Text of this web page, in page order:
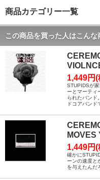
商品カテゴリー一覧
この商品を買った人はこん
1,449円(
STUPIDSが
ーとマーティ
られたバンド
ドコアバンド
MOVES
1,449円(
確かに
ーンの速度と
を与えたんだ